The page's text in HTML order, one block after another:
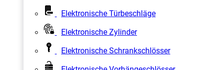
Elektronische Türbeschläge
Elektronische Zylinder
Elektronische Schrankschlösser